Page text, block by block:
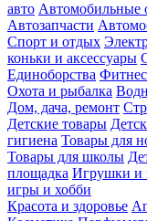
авто Автомобильные
Автозапчасти
Спорт и отдых
коньки и аксессуары
Единоборства
Охота и рыбалка
Дом, дача, ремонт
Детские товары
гигиена Товары для
Товары для школы
площадка Игрушки и
игры и хобби
Красота и здоровье